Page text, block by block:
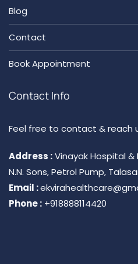
Blog
Contact
Book Appointment
Contact Info
Feel free to contact & reach
Address :Vinayak Hospital &
N.N. Sons, Petrol Pump,
Email :
Phone : +918888114420